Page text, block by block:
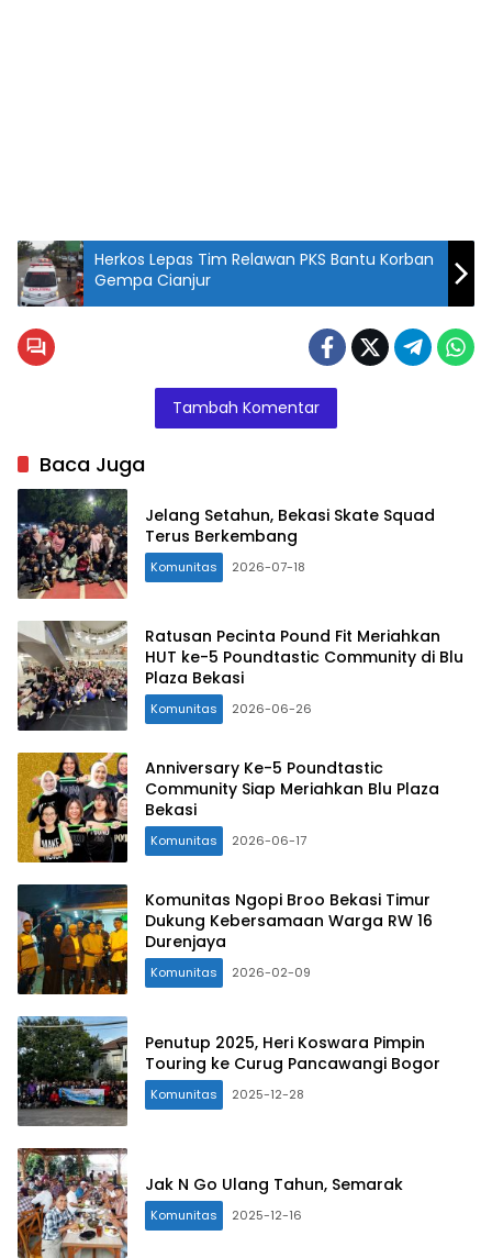
Herkos Lepas Tim Relawan PKS Bantu Korban
Gempa Cianjur
Tambah Komentar
Baca Juga
Jelang Setahun, Bekasi Skate Squad
Terus Berkembang
Komunitas 2026-07-18
Ratusan Pecinta Pound Fit Meriahkan
HUT ke-5 Poundtastic Community di Blu
Plaza Bekasi
Komunitas 2026-06-26
Anniversary Ke-5 Poundtastic
Community Siap Meriahkan Blu Plaza
Bekasi
Komunitas 2026-06-17
Komunitas Ngopi Broo Bekasi Timur
Dukung Kebersamaan Warga RW 16
Durenjaya
Komunitas 2026-02-09
Penutup 2025, Heri Koswara Pimpin
Touring ke Curug Pancawangi Bogor
Komunitas 2025-12-28
Jak N Go Ulang Tahun, Semarak
Komunitas 2025-12-16